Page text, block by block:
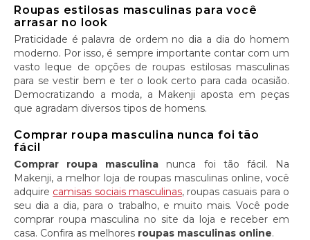
Roupas estilosas masculinas para você
arrasar no look
Praticidade é palavra de ordem no dia a dia do homem
moderno. Por isso, é sempre importante contar com um
vasto leque de opções de roupas estilosas masculinas
para se vestir bem e ter o look certo para cada ocasião.
Democratizando a moda, a Makenji aposta em peças
que agradam diversos tipos de homens.
Comprar roupa masculina nunca foi tão
fácil
Comprar roupa masculina nunca foi tão fácil. Na
Makenji, a melhor loja de roupas masculinas online, você
adquire camisas sociais masculinas, roupas casuais para o
seu dia a dia, para o trabalho, e muito mais. Você pode
comprar roupa masculina no site da loja e receber em
casa. Confira as melhores roupas masculinas online.